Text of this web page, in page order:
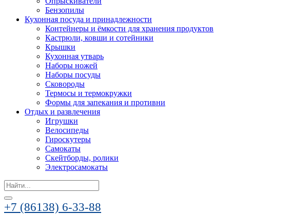
Бензопилы
Кухонная посуда и принадлежности
Контейнеры и ёмкости для хранения продуктов
Кастрюли, ковши и сотейники
Крышки
Кухонная утварь
Наборы ножей
Наборы посуды
Сковороды
Термосы и термокружки
Формы для запекания и противни
Отдых и развлечения
Игрушки
Велосипеды
Гироскутеры
Самокаты
Скейтборды, ролики
Электросамокаты
Search
for:
+7 (86138) 6-33-88